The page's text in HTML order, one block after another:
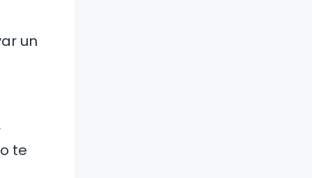
un
te